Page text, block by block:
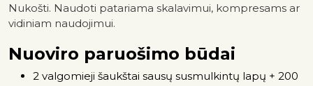
Nukošti. Naudoti patariama skalavimui, kompresams ar
vidiniam naudojimui.
Nuoviro paruošimo būdai
2 valgomieji šaukštai sausų susmulkintų lapų + 200